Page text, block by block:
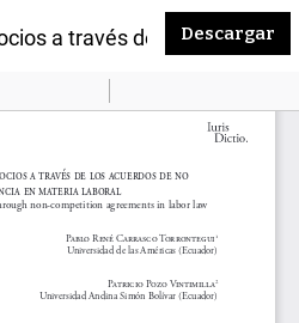
artículo
a través de los acuerdos
Descargar